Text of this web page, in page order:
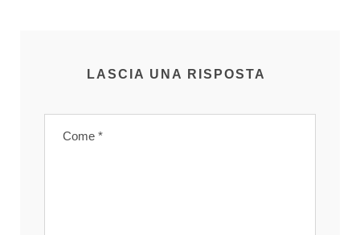
LASCIA UNA RISPOSTA